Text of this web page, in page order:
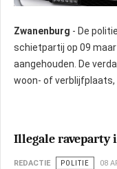
Zwanenburg - De
schietpartij op 09
aangehouden. De
woon- of verblijfplaats,
Illegale raveparty
REDACTIE POLITIE 08